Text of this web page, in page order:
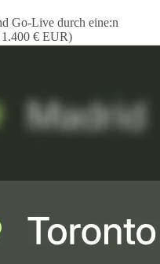
Go-Live durch eine:n
€ EUR)